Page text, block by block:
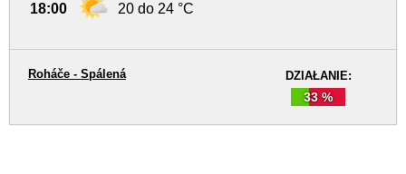
18:00 20 do 24 °C
DZIAŁANIE:
33 %
Roháče - Spálená